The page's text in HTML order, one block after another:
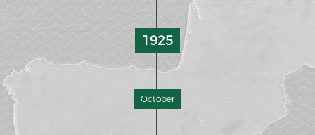
1925
October